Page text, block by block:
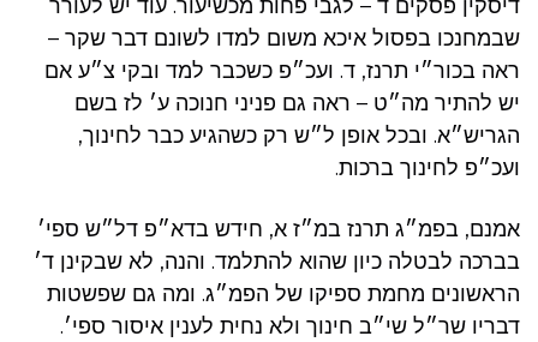
דיסקין פסקים ד – לגבי פחות מכשיעור. עוד יש לעורר
שבמחנכו בפסול איכא משום למדו לשונם דבר שקר –
ראה בכור״י תרנז, ד. ועכ״פ כשכבר למד ובקי צ״ע אם
יש להתיר מה״ט – ראה גם פניני חנוכה ע׳ לז בשם
הגריש״א. ובכל אופן ל״ש רק כשהגיע כבר לחינוך,
ועכ״פ לחינוך ברכות.
אמנם, בפמ״ג תרנז במ״ז א, חידש בדא״פ דל״ש ספי׳
בברכה לבטלה כיון שהוא להתלמד. והנה, לא שבקינן ד׳
הראשונים מחמת ספיקו של הפמ״ג. ומה גם שפשטות
דבריו שר״ל שי״ב חינוך ולא נחית לענין איסור ספי׳.